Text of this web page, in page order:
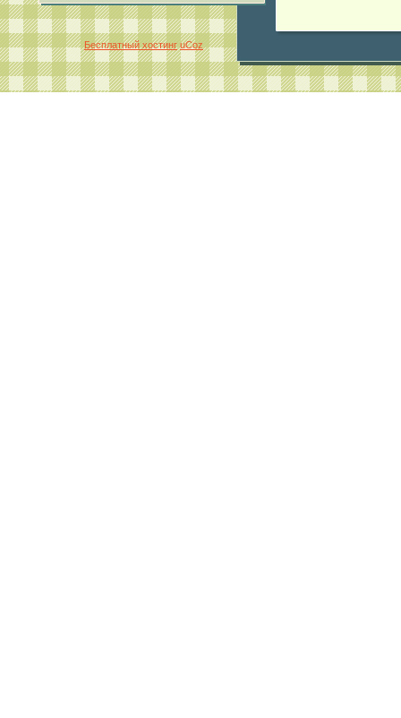
Бесплатный хостинг uCoz